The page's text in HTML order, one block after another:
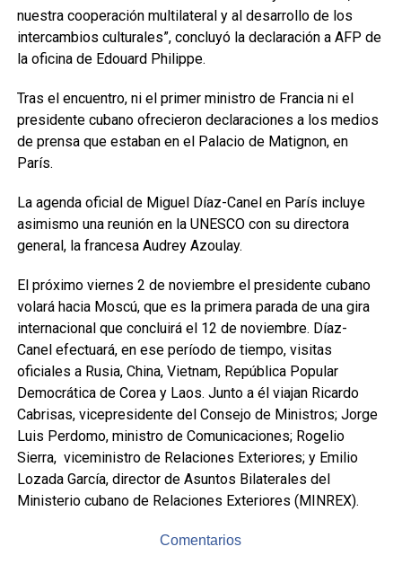
nuestra cooperación multilateral y al desarrollo de los
intercambios culturales”, concluyó la declaración a AFP de
la oficina de Edouard Philippe.
Tras el encuentro, ni el primer ministro de Francia ni el
presidente cubano ofrecieron declaraciones a los medios
de prensa que estaban en el Palacio de Matignon, en
París.
La agenda oficial de Miguel Díaz-Canel en París incluye
asimismo una reunión en la UNESCO con su directora
general, la francesa Audrey Azoulay.
El próximo viernes 2 de noviembre el presidente cubano
volará hacia Moscú, que es la primera parada de una gira
internacional que concluirá el 12 de noviembre. Díaz-
Canel efectuará, en ese período de tiempo, visitas
oficiales a Rusia, China, Vietnam, República Popular
Democrática de Corea y Laos. Junto a él viajan Ricardo
Cabrisas, vicepresidente del Consejo de Ministros; Jorge
Luis Perdomo, ministro de Comunicaciones; Rogelio
Sierra, viceministro de Relaciones Exteriores; y Emilio
Lozada García, director de Asuntos Bilaterales del
Ministerio cubano de Relaciones Exteriores (MINREX).
Comentarios